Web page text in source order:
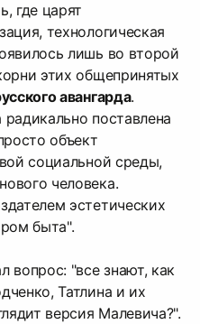
где царят
технологическая
лишь во второй
этих общепринятых
авангарда.
поставлена
объект
социальной среды,
человека.
эстетических
быта".
вопрос: "все знают, как
Татлина и их
версия Малевича?".